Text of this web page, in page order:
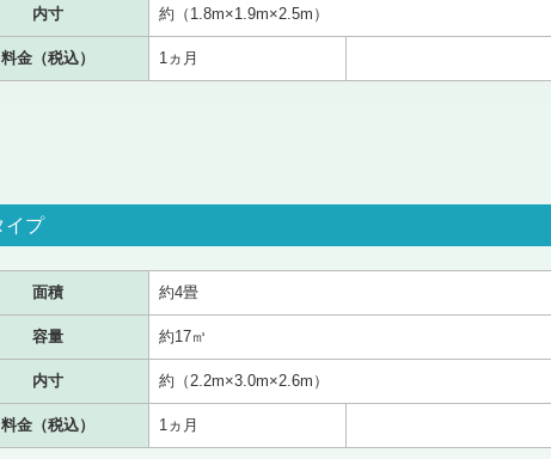
内寸 約（1.8m×1.9m×2.5m）
料金（税込） 1ヵ月
イプ
面積 約4畳
容量 約17㎥
内寸 約（2.2m×3.0m×2.6m）
料金（税込） 1ヵ月